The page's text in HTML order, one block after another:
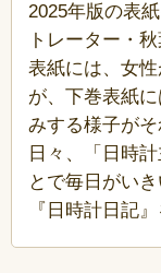
2025年版の表
トレーター・
表紙には、女
が、下巻表紙
みする様子がそ
日々、「日時
とで毎日がい
『日時計日記